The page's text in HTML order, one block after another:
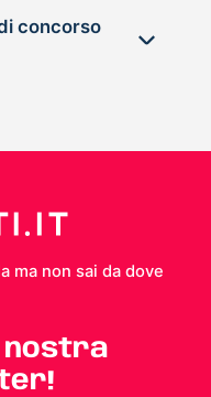
ma non sai da dove
nostra